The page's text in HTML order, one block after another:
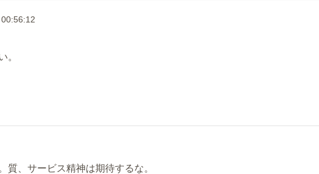
。
質、サービス精神は期待するな。